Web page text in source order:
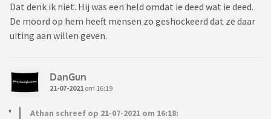
Dat denk ik niet. Hij was een held omdat ie deed wat ie deed.
De moord op hem heeft mensen zo geshockeerd dat ze daar
uiting aan willen geven.
DanGun
21-07-2021 om 16:19
Athan schreef op 21-07-2021 om 16:18: